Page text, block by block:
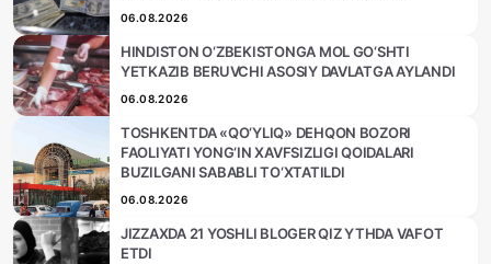
06.08.2026
HINDISTON O‘ZBEKISTONGA MOL GO‘SHTI
YETKAZIB BERUVCHI ASOSIY DAVLATGA AYLANDI
06.08.2026
TOSHKENTDA «QO‘YLIQ» DEHQON BOZORI
FAOLIYATI YONG‘IN XAVFSIZLIGI QOIDALARI
BUZILGANI SABABLI TO‘XTATILDI
06.08.2026
JIZZAXDA 21 YOSHLI BLOGER QIZ YTHDA VAFOT
ETDI